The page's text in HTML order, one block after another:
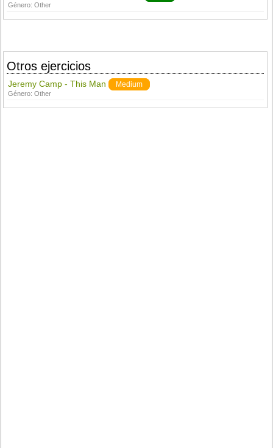
Género:Other
Otros ejercicios
Jeremy Camp - This Man Medium
Género:Other